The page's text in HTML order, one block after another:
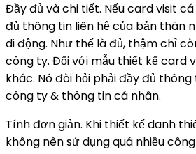
Đầy đủ và chi tiết. Nếu card visit
đủ thông tin liên hệ của bản thân
di động. Như thế là đủ, thậm chỉ
công ty. Đối với mẫu thiết kế card
khác. Nó đòi hỏi phải đầy đủ
công ty & thông tin cá nhân.
Tính đơn giản. Khi thiết kế danh
không nên sử dụng quá nhiều